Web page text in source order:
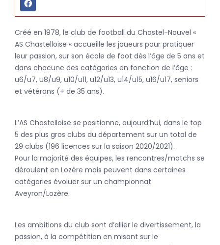
Créé en 1978, le club de football du Chastel-Nouvel «
AS Chastelloise « accueille les joueurs pour pratiquer
leur passion, sur son école de foot dès l’âge de 5 ans et
dans chacune des catégories en fonction de l’âge :
u6/u7, u8/u9, u10/u11, u12/u13, u14/u15, u16/u17, seniors
et vétérans (+ de 35 ans).
L’AS Chastelloise se positionne, aujourd’hui, dans le top
5 des plus gros clubs du département sur un total de
29 clubs (196 licences sur la saison 2020/2021).
Pour la majorité des équipes, les rencontres/matchs se
déroulent en Lozère mais peuvent dans certaines
catégories évoluer sur un championnat
Aveyron/Lozère.
Les ambitions du club sont d’allier le divertissement, la
passion, à la compétition en misant sur le